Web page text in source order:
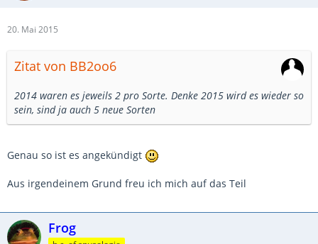
20. Mai 2015
Zitat von BB2oo6
2014 waren es jeweils 2 pro Sorte. Denke 2015 wird es wieder so
sein, sind ja auch 5 neue Sorten
Genau so ist es angekündigt
Aus irgendeinem Grund freu ich mich auf das Teil
Frog